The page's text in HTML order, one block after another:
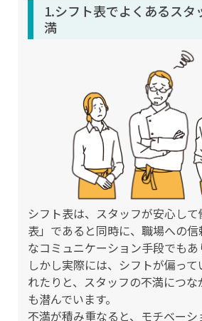
1.シフト表でよくあるスタ
満
シフト表は、スタッフが安心し
表」であると同時に、職場への
なコミュニケーション手段でもあ
しかし実際には、シフトが偏っ
れたりと、スタッフの不満につ
も潜んでいます。
不満が積み重なると、モチベー